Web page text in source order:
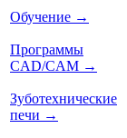
Обучение →
Программы
CAD/CAM →
Зуботехнические
печи →